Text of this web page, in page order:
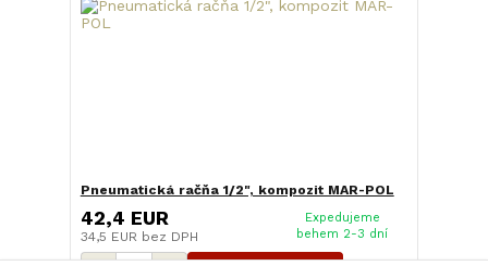
Pneumatická račňa 1/2", kompozit MAR-POL
42,4 EUR
34,5 EUR bez DPH
Expedujeme
behem 2-3 dní